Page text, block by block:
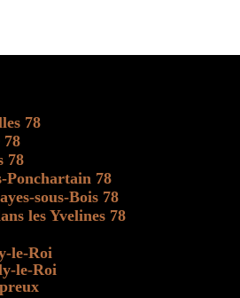
78
78
Ponchartain 78
sous-Bois 78
les Yvelines 78
le-Roi
le-Roi